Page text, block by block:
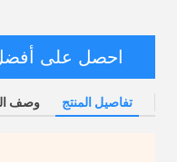
احصل على
تفاصيل المنتج وصف